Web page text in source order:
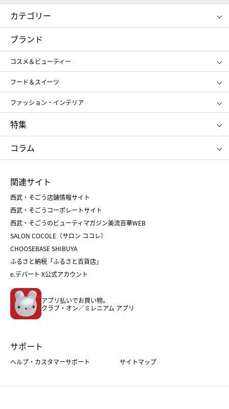
カテゴリー
コスメ＆ビューティー
ギフト
レディース
メンズ
スポーツ・アウトドア
お中元
お歳暮
ブランド
コスメ＆ビューティー
SHISEIDO
ポール&ジョー ボーテ
ジルスチュアート
NARS
RMK
クリニーク
SK-Ⅱ
フード＆スイーツ
アンリ・シャルパンティエ
ゴディバ
新宿高野
たねや
ねんりん家
ファッション・インテリア
ポロ ラルフ ローレン
タケオ キクチ
ママ＆キッズ
シュタイフ
特集
お中元
ひな人形
五月人形
父の日
クリスマスケーキ
ホワイトデー
コラム
菓子折り
和菓子
人気のギフト
バレンタイン
ホワイトデー
おせち
フード
ホーム・キッチン＆アート
関連サイト
西武・そごう店舗情報サイト
西武・そごうコーポレートサイト
西武・そごうのビューティマガジン美流百華WEB
SALON COCOLE（サロン ココレ）
CHOOSEBASE SHIBUYA
ふるさと納税「ふるさと百貨店」
e.デパート X公式アカウント
アプリ払いでお買い物。
クラブ・オン／ミレニアム アプリ
サポート
ヘルプ・カスタマーサポート サイトマップ